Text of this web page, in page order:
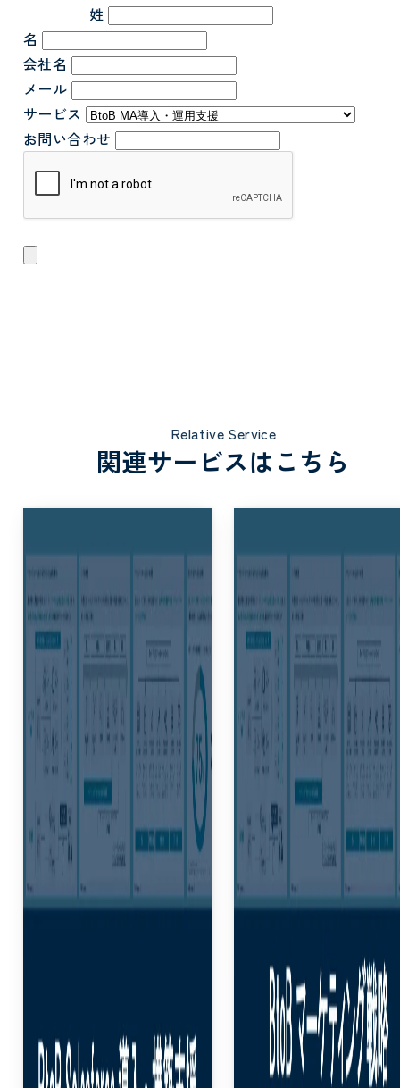
姓
名
会社名
メール
サービス
お問い合わせ
Relative Service
関連サービスはこちら